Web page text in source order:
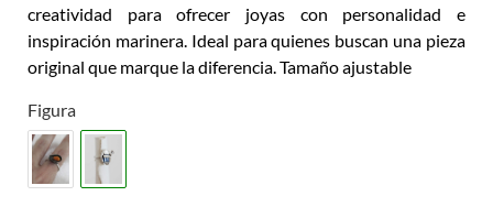
creatividad para ofrecer joyas con personalidad e
inspiración marinera. Ideal para quienes buscan una pieza
original que marque la diferencia. Tamaño ajustable
Figura